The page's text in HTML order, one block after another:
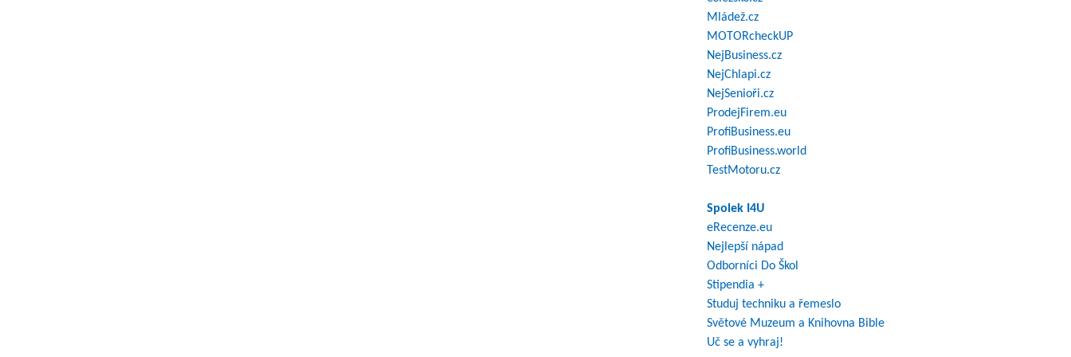
Mládež.cz
MOTORcheckUP
NejBusiness.cz
NejChlapi.cz
NejSenioři.cz
ProdejFirem.eu
ProfiBusiness.eu
ProfiBusiness.world
TestMotoru.cz
Spolek I4U
eRecenze.eu
Nejlepší nápad
Odborníci Do Škol
Stipendia +
Studuj techniku a řemeslo
Světové Muzeum a Knihovna Bible
Uč se a vyhraj!